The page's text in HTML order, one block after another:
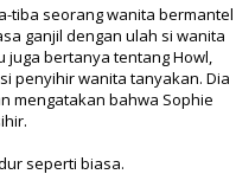
tiba seorang wanita bermantel
ganjil dengan ulah si wanita
bertanya tentang Howl,
penyihir wanita tanyakan. Dia
mengatakan bahwa Sophie
seperti biasa.